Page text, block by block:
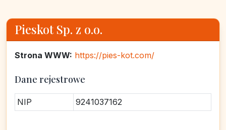
Pieskot Sp. z o.o.
Strona WWW: https://pies-kot.com/
Dane rejestrowe
NIP 9241037162